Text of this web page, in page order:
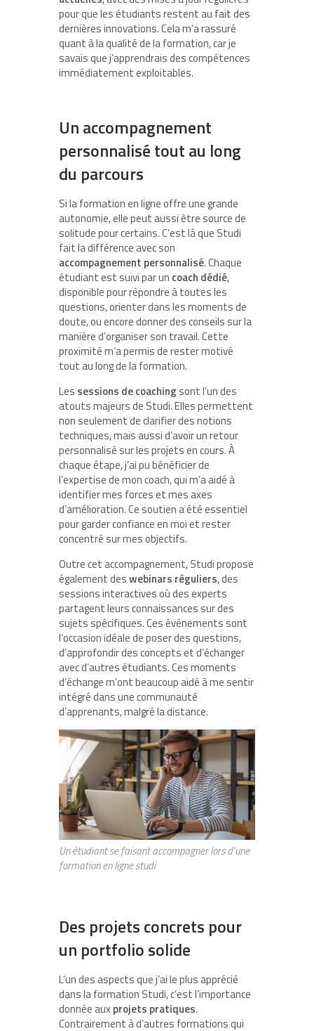
pour que les étudiants restent au fait des
dernières innovations. Cela m’a rassuré
quant à la qualité de la formation, car je
savais que j’apprendrais des compétences
immédiatement exploitables.
Un accompagnement
personnalisé tout au long
du parcours
Si la formation en ligne offre une grande
autonomie, elle peut aussi être source de
solitude pour certains. C’est là que Studi
fait la différence avec son
accompagnement personnalisé. Chaque
étudiant est suivi par un coach dédié,
disponible pour répondre à toutes les
questions, orienter dans les moments de
doute, ou encore donner des conseils sur la
manière d’organiser son travail. Cette
proximité m’a permis de rester motivé
tout au long de la formation.
Les sessions de coaching sont l’un des
atouts majeurs de Studi. Elles permettent
non seulement de clarifier des notions
techniques, mais aussi d’avoir un retour
personnalisé sur les projets en cours. À
chaque étape, j’ai pu bénéficier de
l’expertise de mon coach, qui m’a aidé à
identifier mes forces et mes axes
d’amélioration. Ce soutien a été essentiel
pour garder confiance en moi et rester
concentré sur mes objectifs.
Outre cet accompagnement, Studi propose
également deswebinars réguliers, des
sessions interactives où des experts
partagent leurs connaissances sur des
sujets spécifiques. Ces événements sont
l’occasion idéale de poser des questions,
d’approfondir des concepts et d’échanger
avec d’autres étudiants. Ces moments
d’échange m’ont beaucoup aidé à me sentir
intégré dans une communauté
d’apprenants, malgré la distance.
Un étudiant se faisant accompagner lors d’une
formation en ligne studi
Des projets concrets pour
un portfolio solide
L’un des aspects que j’ai le plus apprécié
dans la formation Studi, c’est l’importance
donnée auxprojets pratiques.
Contrairement à d’autres formations qui